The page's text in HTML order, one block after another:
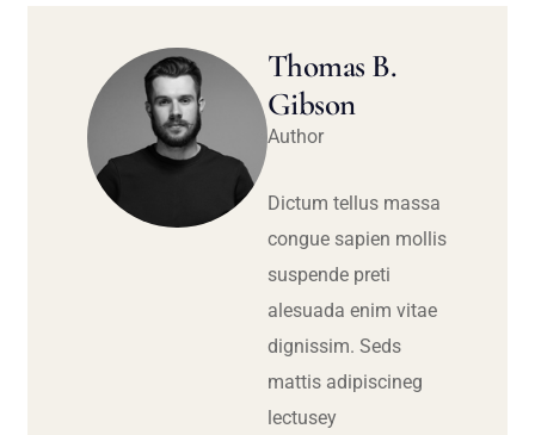
Thomas B.
Gibson
Author
Dictum tellus massa
congue sapien mollis
suspende preti
alesuada enim vitae
dignissim. Seds
mattis adipiscineg
lectusey